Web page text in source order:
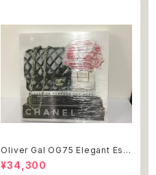
Oliver Gal OG75 Elegant Ess
entials Paris 絵 アート インテリ
ア お祝い 贈り物 プレゼント 結婚
¥34,300